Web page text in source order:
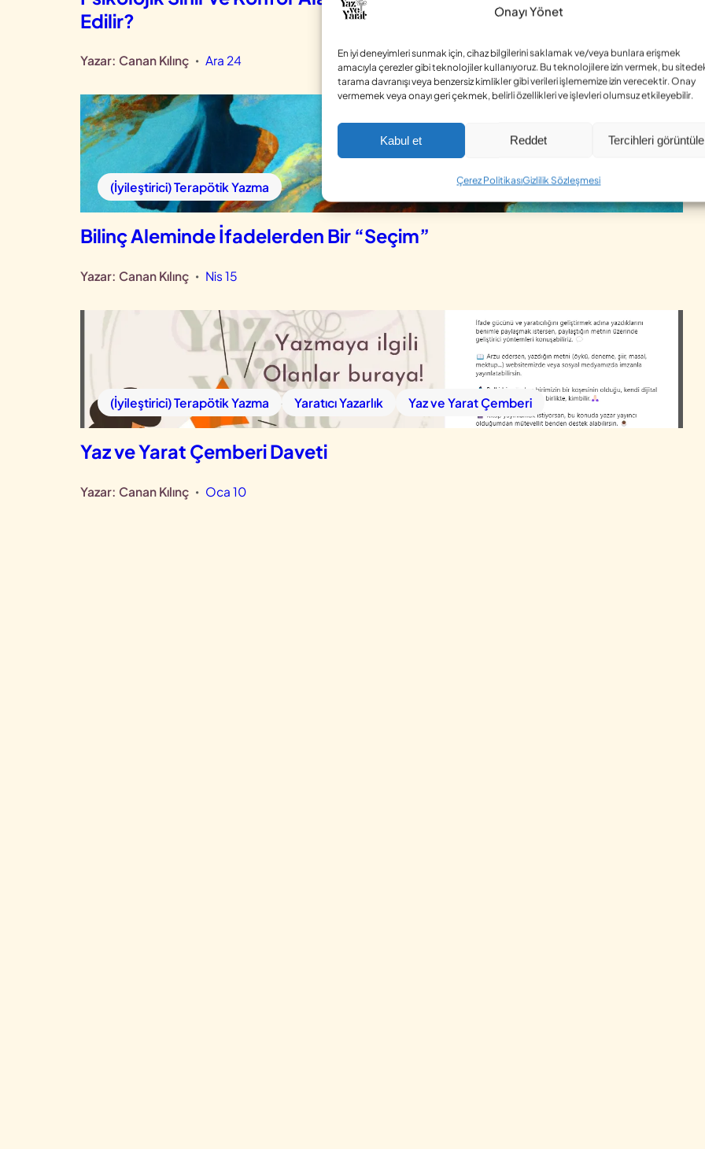
Onayı Yönet
En iyi deneyimleri sunmak için, cihaz bilgilerini saklamak ve/veya bunlara erişmek
amacıyla çerezler gibi teknolojiler kullanıyoruz. Bu teknolojilere izin vermek, bu
tarama davranışı veya benzersiz kimlikler gibi verileri işlememize izin verecektir. Onay
vermemek veya onayı geri çekmek, belirli özellikleri ve işlevleri olumsuz etkileyebilir.
Kabul et Reddet Tercihleri görüntüle
Çerez PolitikasıGizlilik Sözleşmesi
Edilir?
Yazar: Canan Kılınç • Ara 24
(İyileştirici) Terapötik Yazma
Bilinç Aleminde İfadelerden Bir “Seçim”
Yazar: Canan Kılınç • Nis 15
(İyileştirici) Terapötik Yazma Yaratıcı Yazarlık Yaz ve Yarat Çemberi
Yaz ve Yarat Çemberi Daveti
Yazar: Canan Kılınç • Oca 10